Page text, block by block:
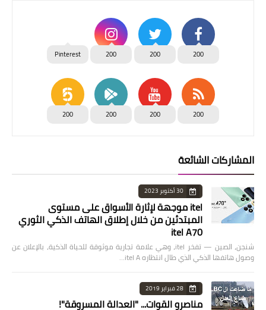
200
200
200
Pinterest
200
200
200
200
المشاركات الشائعة
30 أكتوبر 2023
itel موجهة لإثارة الأسواق على مستوى
المبتدئين من خلال إطلاق الهاتف الذكي الثوري
itel A70
شنجن، الصين — تفخر itel، وهي علامة تجارية موثوقة للحياة الذكية، بالإعلان عن
وصول هاتفها الذكي الذي طال انتظاره itel A…
28 فبراير 2019
مناصرو القوات... "العدالة المسروقة"!